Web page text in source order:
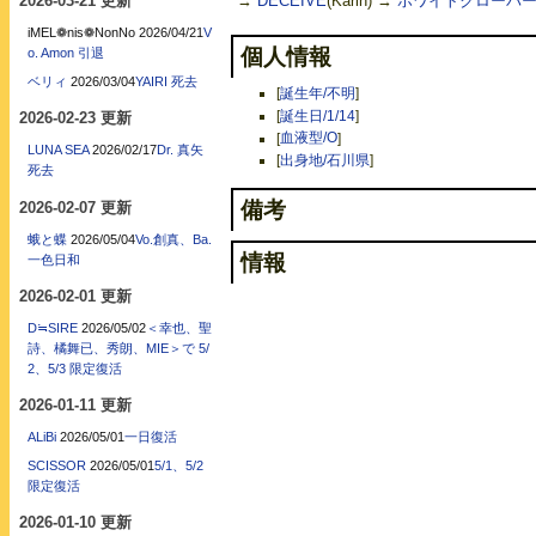
個人情報
[誕生年/不明]
[誕生日/1/14]
[血液型/O]
[出身地/石川県]
備考
情報
iMEL❁nis❁NonNo 2026/04/21 V
o. Amon 引退
ベリィ 2026/03/04YAIRI 死去
2026-02-23 更新
LUNA SEA 2026/02/17Dr. 真矢
死去
2026-02-07 更新
蛾と蝶 2026/05/04Vo.創真、Ba.
一色日和
2026-02-01 更新
D≒SIRE 2026/05/02＜幸也、聖
詩、橘舞已、秀朗、MIE＞で 5/
2、5/3 限定復活
2026-01-11 更新
ALiBi 2026/05/01一日復活
SCISSOR 2026/05/015/1、5/2
限定復活
2026-01-10 更新